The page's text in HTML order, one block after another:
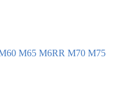
М65 М6RR М70 М75